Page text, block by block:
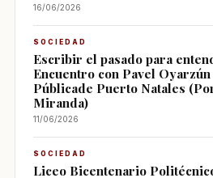
16/06/2026
SOCIEDAD
Escribir el pasado para
Encuentro con Pavel
Públicade Puerto Natales
Miranda)
11/06/2026
SOCIEDAD
Liceo Bicentenario